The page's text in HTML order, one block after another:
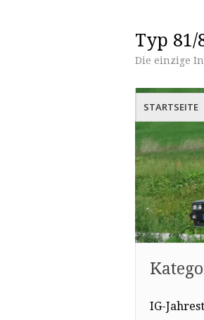
Typ 81/
Die einzige
Menü
Zum
STARTSEITE
IG-